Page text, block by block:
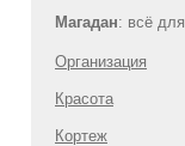
Магадан: всё
Организация
Красота
Кортеж